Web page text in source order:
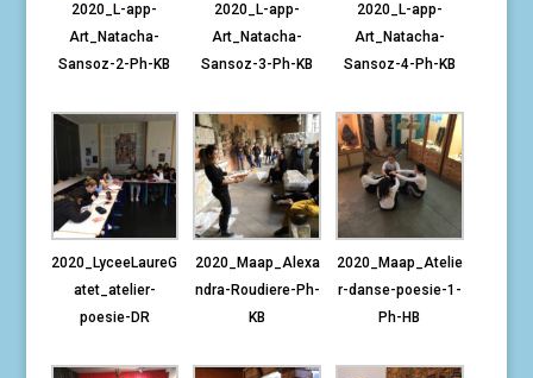
2020_L-app-
Art_Natacha-
Sansoz-2-Ph-KB
2020_L-app-
Art_Natacha-
Sansoz-3-Ph-KB
2020_L-app-
Art_Natacha-
Sansoz-4-Ph-KB
2020_LyceeLaureG
atet_atelier-
poesie-DR
2020_Maap_Alexa
ndra-Roudiere-Ph-
KB
2020_Maap_Atelie
r-danse-poesie-1-
Ph-HB